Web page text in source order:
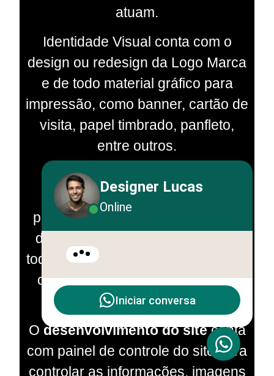
atuam.
Identidade Visual conta com o
design ou redesign da Logo Marca
e de todo material gráfico para
impressão, como banner, cartão de
visita, papel timbrado, panfleto,
entre outros.
Criação da
empresarial profissional
personalizada conta com o envio
dos arquivos para impressão de
todo material gráfico, como banner,
cartão de visita, papel timbrado,
panfleto, entre outros.
O desenvolvimento do siteconta
com painel de controle do site para
controlar as informações, imagens
Designer Lucas
Online
Iniciar conversa